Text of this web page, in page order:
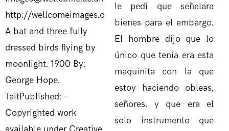
le pedí que señalara
bienes para el embargo.
El hombre dijo que lo
único que tenía era esta
maquinita con la que
estoy haciendo obleas,
señores, y que era el
solo instrumento que